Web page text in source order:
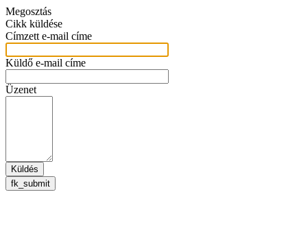
Megosztás
Cikk küldése
Címzett e-mail címe
Küldő e-mail címe
Üzenet